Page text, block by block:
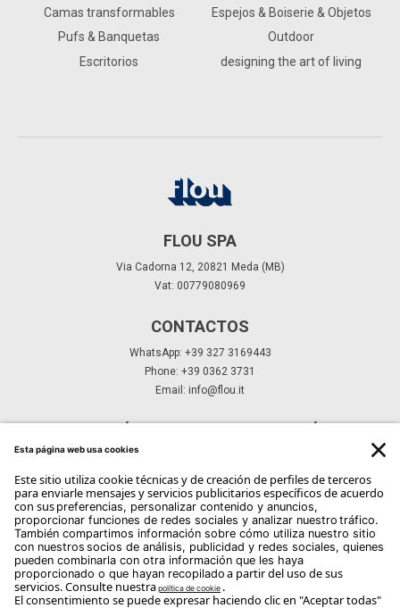
Camas transformables
Pufs & Banquetas
Escritorios
Espejos & Boiserie & Objetos
Outdoor
designing the art of living
FLOU SPA
Via Cadorna 12, 20821 Meda (MB)
Vat: 00779080969
CONTACTOS
WhatsApp: +39 327 3169443
Phone: +39 0362 3731
Email: info@flou.it
Suscríbete